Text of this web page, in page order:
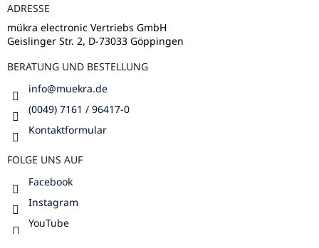
s
t
ADRESSE
mükra electronic Vertriebs GmbH
Geislinger Str. 2, D-73033 Göppingen
BERATUNG UND BESTELLUNG
info@muekra.de
(0049) 7161 / 96417-0
Kontaktformular
FOLGE UNS AUF
Facebook
Instagram
YouTube